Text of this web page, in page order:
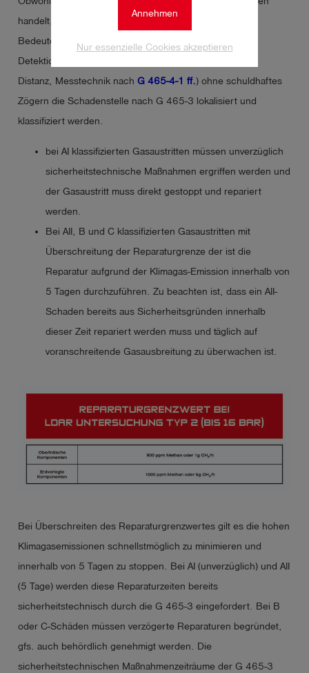
Annehmen
Nur essenzielle Cookies akzeptieren
handelt, darf die Sicherheit niemals zu kurz kommen.
Bedeutet, es muss im
Detektion eines Gasaustrittes (leitungsnah oder aus der
Distanz, Messtechnik nach G 465-4-1 ff.) ohne schuldhaftes
Zögern die Schadenstelle nach G 465-3 lokalisiert und
klassifiziert werden.
bei AI klassifizierten Gasaustritten müssen unverzüglich
sicherheitstechnische Maßnahmen ergriffen werden und
der Gasaustritt muss direkt gestoppt und repariert
werden.
Bei AII, B und C klassifizierten Gasaustritten mit
Überschreitung der Reparaturgrenze der ist die
Reparatur aufgrund der Klimagas-Emission innerhalb von
5 Tagen durchzuführen. Zu beachten ist, dass ein AII-
Schaden bereits aus Sicherheitsgründen innerhalb
dieser Zeit repariert werden muss und täglich auf
voranschreitende Gasausbreitung zu überwachen ist.
Bei Überschreiten des Reparaturgrenzwertes gilt es die hohen
Klimagasemissionen schnellstmöglich zu minimieren und
innerhalb von 5 Tagen zu stoppen. Bei AI (unverzüglich) und AII
(5 Tage) werden diese Reparaturzeiten bereits
sicherheitstechnisch durch die G 465-3 eingefordert. Bei B
oder C-Schäden müssen verzögerte Reparaturen begründet,
gfs. auch behördlich genehmigt werden. Die
sicherheitstechnischen Maßnahmenzeiträume der G 465-3